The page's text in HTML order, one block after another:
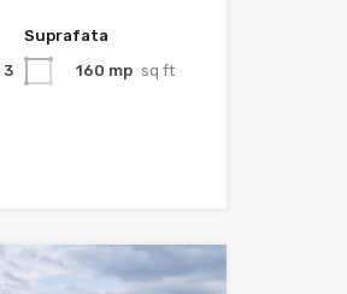
3
Suprafata
160 mp sq ft